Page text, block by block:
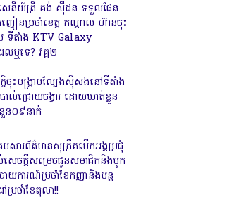
សេនីយ៍ត្រី គង់ ស៊ីដន ទទួលផែន
ៀនប្រចាំខេត្ត កណ្តាល ហ៊ានចុះ
ប ទីតាំង KTV Galaxy
លឬទេ? វគ្គ២
ចចុះបង្ក្រាបល្បែងស៊ីសងនៅទីតាំង
បាល់ជ្រោយចង្វារ ដោយឃាត់ខ្លួន
ន០៩នាក់
សារព័ត៌មានសុក្រឹតបើកអង្គប្រជុំ
េចក្តីសម្រេចជូនសមាជិកនិងបូក
ាយការណ៍ប្រចាំខែកញ្ញានិងបន្ត
រចាំខែតុលា!!